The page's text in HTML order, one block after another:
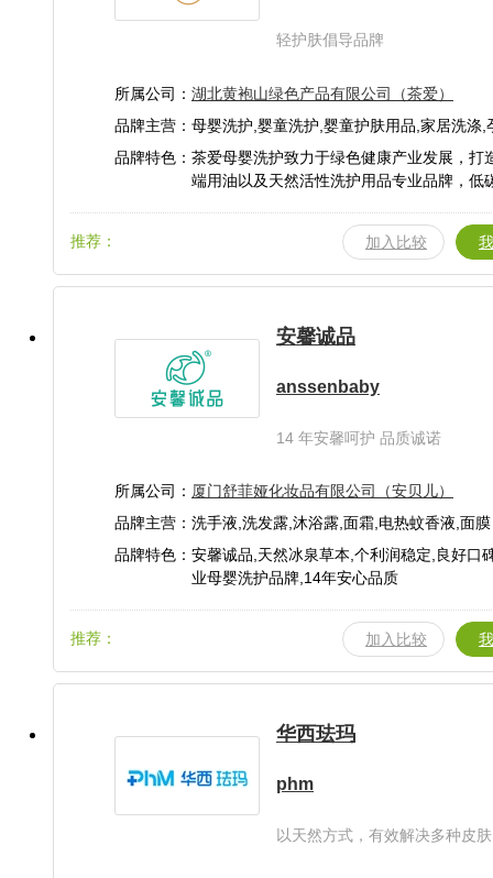
轻护肤倡导品牌
所属公司： 湖北黄袍山绿色产品有限公司（茶爱）
品牌主营：母婴洗护,婴童洗护,婴童护肤用品,家居洗涤,
护
品牌特色：茶爱母婴洗护致力于绿色健康产业发展，打
端用油以及天然活性洗护用品专业品牌，低
推荐： 加入比较
安馨诚品
anssenbaby
14 年安馨呵护 品质诚诺
所属公司： 厦门舒菲娅化妆品有限公司（安贝儿）
品牌主营：洗手液,洗发露,沐浴露,面霜,电热蚊香液,面膜
品牌特色：安馨诚品,天然冰泉草本,个利润稳定,良好口
业母婴洗护品牌,14年安心品质
推荐： 加入比较
华西珐玛
phm
以天然方式，有效解决多种皮